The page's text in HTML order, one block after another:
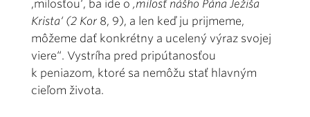
,milosťou‘, ba ide o ,milosť nášho Pána Ježiša
Krista‘ (2 Kor 8, 9), a len keď ju prijmeme,
môžeme dať konkrétny a ucelený výraz svojej
viere“. Vystríha pred pripútanosťou
k peniazom, ktoré sa nemôžu stať hlavným
cieľom života.